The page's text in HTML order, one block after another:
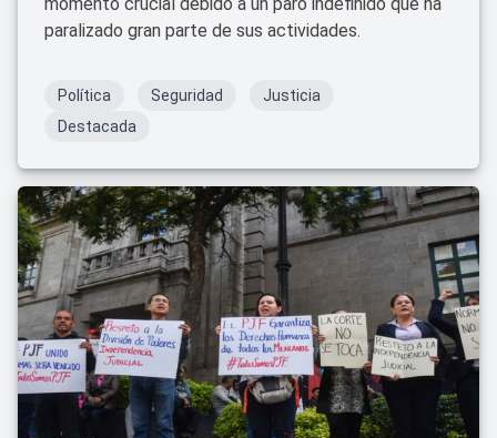
paralizado gran parte de sus actividades.
Política Seguridad
Justicia
Destacada